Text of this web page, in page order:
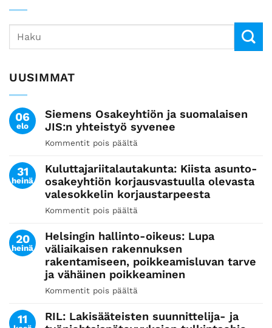
UUSIMMAT
06
elo
Siemens Osakeyhtiön ja suomalaisen
JIS:n yhteistyö syvenee
Kommentit pois päältä
Osakeyhtiön
ja
suomalaisen
syvenee
31
heinä
Kuluttajariitalautakunta: Kiista asunto-
osakeyhtiön korjausvastuulla olevasta
valesokkelin korjaustarpeesta
Kommentit pois päältä
Kiista
asunto-
osakeyhtiön
korjausvastuulla
korjaustarpeesta
20
heinä
Helsingin hallinto-oikeus: Lupa
väliaikaisen rakennuksen
rakentamiseen, poikkeamisluvan tarve
ja vähäinen poikkeaminen
Kommentit pois päältä
hallinto-
11
RIL: Lakisääteisten suunnittelija- ja